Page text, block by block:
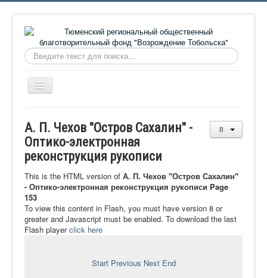
Искать...
Включить/
выключить
О фонде
Онлайн библиотека
Видеоматериалы
Контакты
Сайт проекта Достоевский
Ермаковополе.рф
А. П. Чехов "Остров Сахалин" -
Оптико-электронная
реконструкция рукописи
This is the HTML version of А. П. Чехов "Остров Сахалин"
- Оптико-электронная реконструкция рукописи Page
153
To view this content in Flash, you must have version 8 or
greater and Javascript must be enabled. To download the last
Flash playerclick here
Start Previous Next End